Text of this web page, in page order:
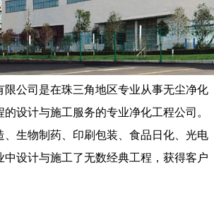
限公司是在珠三角地区专业从事无尘净化
设计与施工服务的专业净化工程公司。
、生物制药、印刷包装、食品日化、光电
中设计与施工了无数经典工程，获得客户